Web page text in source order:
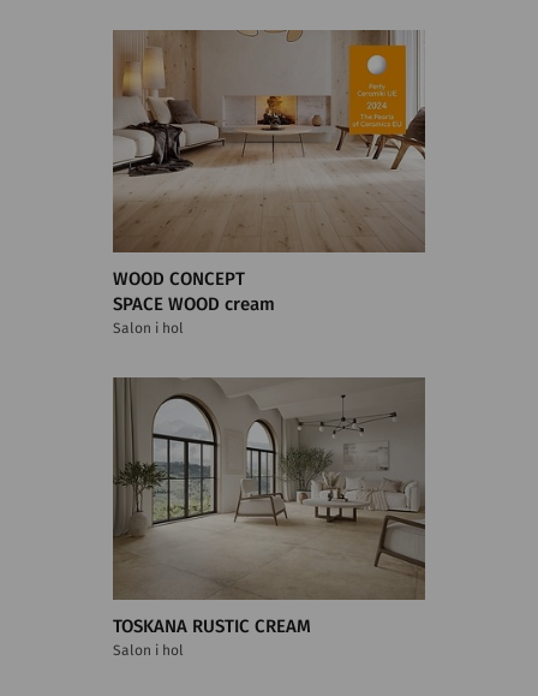
WOOD CONCEPT
SPACE WOOD cream
Salon i hol
TOSKANA RUSTIC CREAM
Salon i hol